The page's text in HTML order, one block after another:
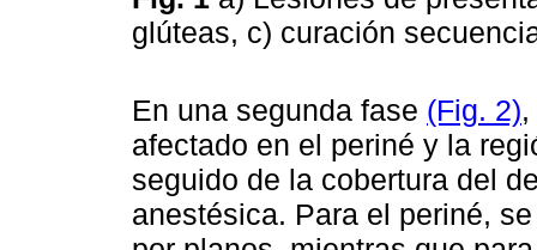
glúteas, c) curación
En una segunda fase (Fig. 2)
afectado en el periné y la
seguido de la cobertura del
anestésica. Para el periné,